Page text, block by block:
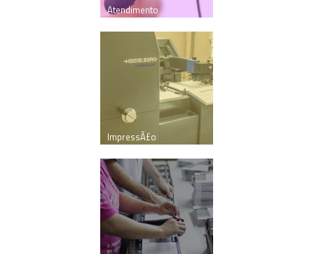
Atendimento
ImpressÃ£o